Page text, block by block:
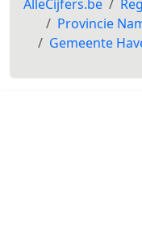
AlleCijfers.be
Provincie
Gemeente